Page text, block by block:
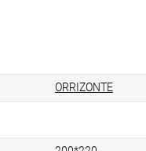
ORRIZONTE